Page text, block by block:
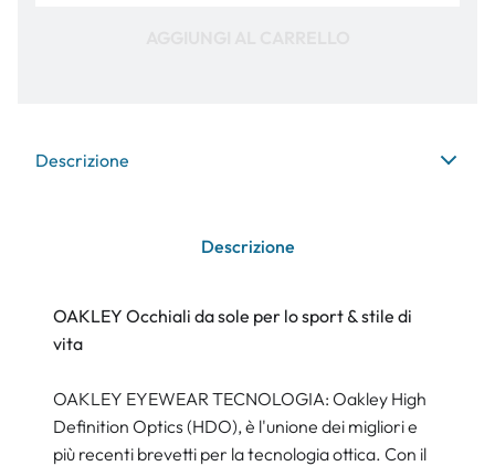
Descrizione
Descrizione
OAKLEY Occhiali da sole per lo sport & stile di
vita
OAKLEY EYEWEAR TECNOLOGIA: Oakley High
Definition Optics (HDO), è l'unione dei migliori e
più recenti brevetti per la tecnologia ottica. Con il